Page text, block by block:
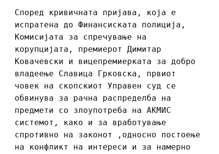
Според кривичната пријава, која е
испратена до Финансиската полиција,
Комисијата за спречување на
корупцијата, премиерот Димитар
Ковачевски и вицепремиерката за добро
владеење Славица Грковска, првиот
човек на скопскиот Управен суд се
обвинува за рачна распределба на
предмети со злоупотреба на АКМИС
системот, како и за вработување
спротивно на законот ,односно постоење
на конфликт на интереси и за намерно